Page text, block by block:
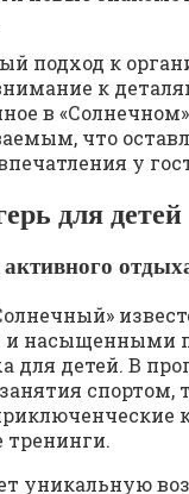
подход к
к
в
что
у
для детей
и насыщенными
для детей. В
спортом,
тренинги.
уникальную